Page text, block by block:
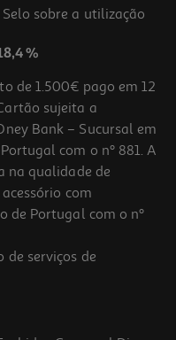
sobre a utilização
%
de 1.500€ pago em 12
sujeita a
Bank – Sucursal em
com o nº 881. A
na qualidade de
com
de Portugal com o nº
de serviços de